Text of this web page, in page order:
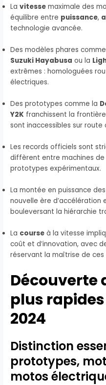
Lavitesse maximale des
équilibre entre puissance,
technologie avancée.
Des modèles phares
Suzuki Hayabusa ou la
extrêmes : homologuées
électriques.
Des prototypes comme la
Y2K franchissent la
sont inaccessibles sur route
Les records officiels sont
diffèrent entre machines
prototypes expérimentaux.
La montée en puissance
nouvelle ère d’accélération
bouleversant la hiérarchie
La course à la vitesse
coût et d’innovation, avec
réservant la maîtrise de
Découverte
plus
2024
Distinction
prototypes,
motos